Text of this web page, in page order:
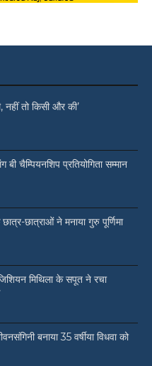
तो किसी और की’
चैम्पियनशिप प्रतियोगिता सम्मान
छात्राओं ने मनाया गुरु पूर्णिमा
मिथिला के सपूत ने रचा
बनाया 35 वर्षीया विधवा को